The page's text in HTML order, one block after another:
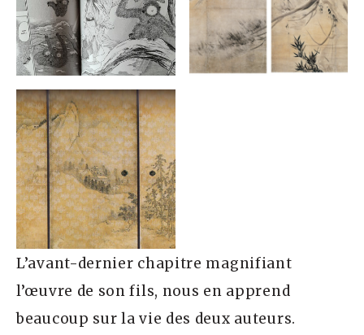
L’avant-dernier chapitre magnifiant
l’œuvre de son fils, nous en apprend
beaucoup sur la vie des deux auteurs.